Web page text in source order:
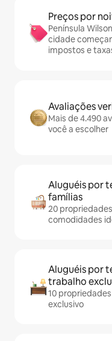
Preços por
Península
cidade
impostos e
Avaliações
Mais de 4.490
você a escolher
Aluguéis por
famílias
20
comodidades
Aluguéis por
trabalho
10
exclusivo